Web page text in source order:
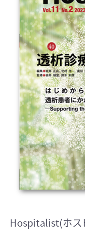
Hospitalist(ホス